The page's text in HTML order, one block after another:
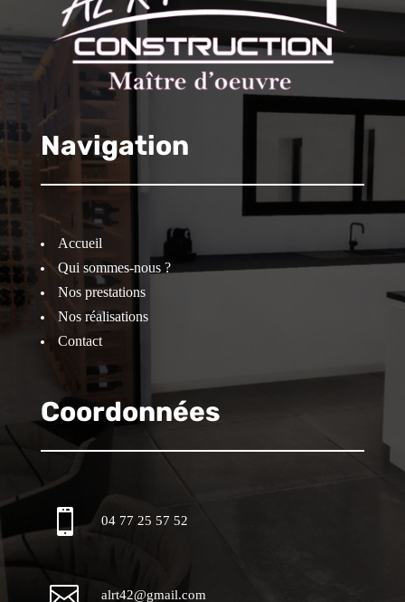
Navigation
Accueil
Qui sommes-nous ?
Nos prestations
Nos réalisations
Contact
Coordonnées
 04 77 25 57 52
 alrt42@gmail.com